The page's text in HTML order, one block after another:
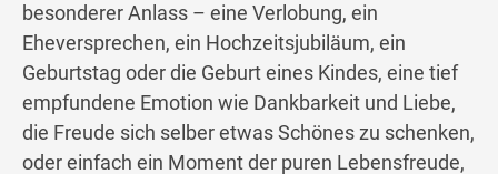
besonderer Anlass – eine Verlobung, ein
Eheversprechen, ein Hochzeitsjubiläum, ein
Geburtstag oder die Geburt eines Kindes, eine tief
empfundene Emotion wie Dankbarkeit und Liebe,
die Freude sich selber etwas Schönes zu schenken,
oder einfach ein Moment der puren Lebensfreude,